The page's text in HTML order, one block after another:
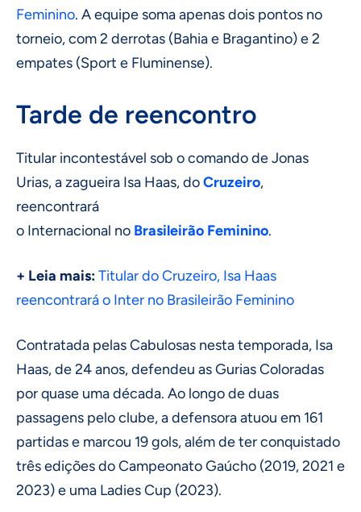
Feminino. A equipe soma apenas dois pontos no
torneio, com 2 derrotas (Bahia e Bragantino) e 2
empates (Sport e Fluminense).
Tarde de reencontro
Titular incontestável sob o comando de Jonas
Urias, a zagueira Isa Haas, doCruzeiro,
reencontrará
o Internacional no Brasileirão Feminino.
+ Leia mais:Titular do Cruzeiro, Isa Haas
reencontrará o Inter no Brasileirão Feminino
Contratada pelas Cabulosas nesta temporada, Isa
Haas, de 24 anos, defendeu as Gurias Coloradas
por quase uma década. Ao longo de duas
passagens pelo clube, a defensora atuou em 161
partidas e marcou 19 gols, além de ter conquistado
três edições do Campeonato Gaúcho (2019, 2021 e
2023) e uma Ladies Cup (2023).